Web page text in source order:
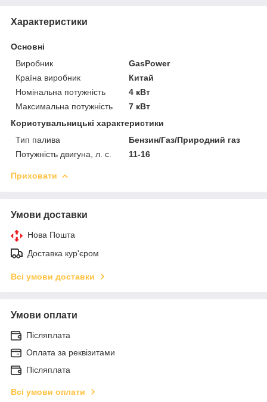
Характеристики
Основні
Виробник
GasPower
Країна виробник
Китай
Номінальна потужність
4 кВт
Максимальна потужність
7 кВт
Користувальницькі характеристики
Тип палива
Бензин/Газ/Природний газ
Потужність двигуна, л. с.
11-16
Приховати
Умови доставки
Нова Пошта
Доставка кур'єром
Всі умови доставки
Умови оплати
Післяплата
Оплата за реквізитами
Післяплата
Всі умови оплати